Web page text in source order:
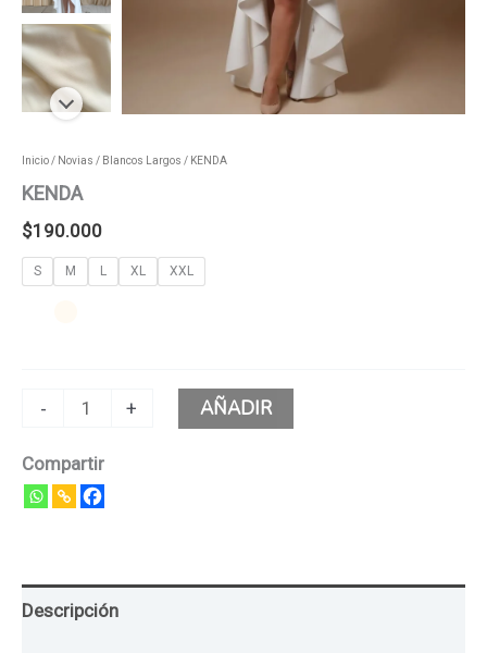
Inicio/ Novias / Blancos Largos / KENDA
KENDA
$190.000
S M L XL XXL
- + AÑADIR
Compartir
Descripción